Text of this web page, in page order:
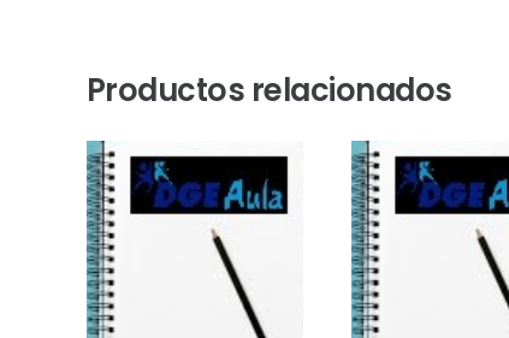
Productos relacionados